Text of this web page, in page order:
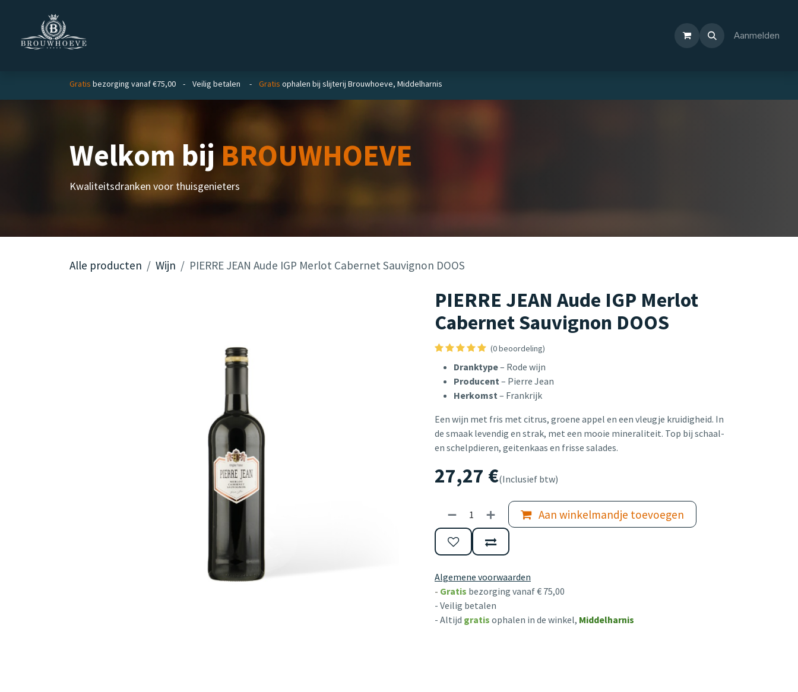
Aanmelden
Gratis bezorging vanaf €75,00 - Veilig betalen - Gratis ophalen bij slijterij Brouwhoeve, Middelharnis
Welkom bijBROUWHOEVE
Kwaliteitsdranken voor thuisgenieters
Alle producten Wijn PIERRE JEAN Aude IGP Merlot Cabernet Sauvignon DOOS
PIERRE JEAN Aude IGP Merlot
Cabernet Sauvignon DOOS
(0 beoordeling)
Dranktype– Rode wijn
Producent– Pierre Jean
Herkomst– Frankrijk
Een wijn met fris met citrus, groene appel en een vleugje kruidigheid. In
de smaak levendig en strak, met een mooie mineraliteit. Top bij schaal-
en schelpdieren, geitenkaas en frisse salades.
27,27 €(Inclusief btw)
Aan winkelmandje toevoegen
Algemene voorwaarden
- Gratis bezorging vanaf € 75,00
- Veilig betalen
- Altijd gratis ophalen in de winkel, Middelharnis